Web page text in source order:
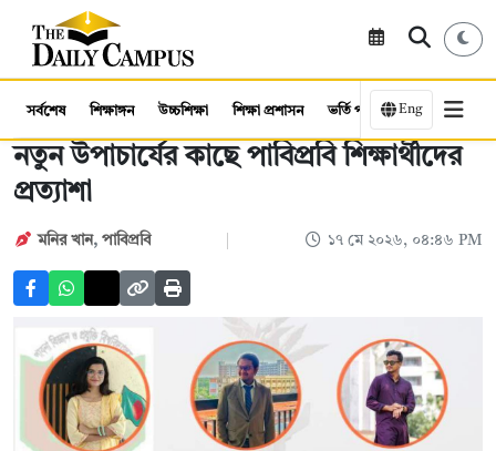
সর্বশেষ শিক্ষাঙ্গন উচ্চশিক্ষা শিক্ষা প্রশাসন ভর্তি পরীক্ষা কর্মসংস্থান
Eng
নতুন উপাচার্যের কাছে পাবিপ্রবি শিক্ষার্থীদের
প্রত্যাশা
মনির খান, পাবিপ্রবি ১৭ মে ২০২৬, ০৪:৪৬ PM